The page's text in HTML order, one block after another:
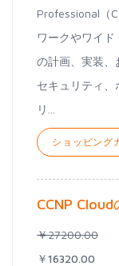
Professional（
ワークやワイ
の計画、実装、
セキュリティ、
リ...
ショッピング
CCNP
￥27200.00
￥16320.00